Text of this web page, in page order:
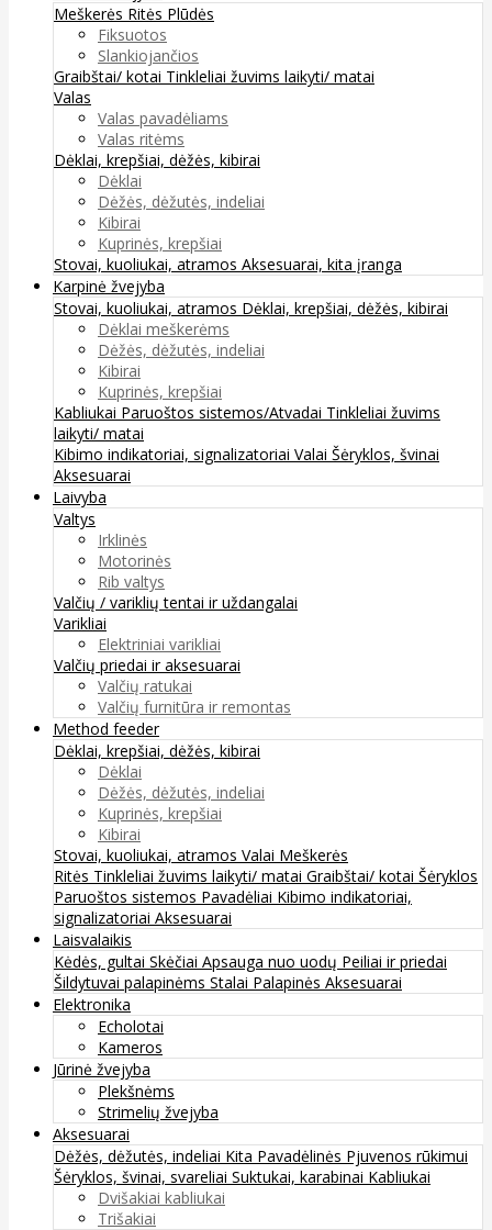
Meškerės Ritės Plūdės
Fiksuotos
Slankiojančios
Graibštai/ kotai Tinkleliai žuvims laikyti/ matai
Valas
Valas pavadėliams
Valas ritėms
Dėklai, krepšiai, dėžės, kibirai
Dėklai
Dėžės, dėžutės, indeliai
Kibirai
Kuprinės, krepšiai
Stovai, kuoliukai, atramos Aksesuarai, kita įranga
Karpinė žvejyba
Stovai, kuoliukai, atramos Dėklai, krepšiai, dėžės, kibirai
Dėklai meškerėms
Dėžės, dėžutės, indeliai
Kibirai
Kuprinės, krepšiai
Kabliukai Paruoštos sistemos/Atvadai Tinkleliai žuvims
laikyti/ matai
Kibimo indikatoriai, signalizatoriai Valai Šėryklos, švinai
Aksesuarai
Laivyba
Valtys
Irklinės
Motorinės
Rib valtys
Valčių / variklių tentai ir uždangalai
Varikliai
Elektriniai varikliai
Valčių priedai ir aksesuarai
Valčių ratukai
Valčių furnitūra ir remontas
Method feeder
Dėklai, krepšiai, dėžės, kibirai
Dėklai
Dėžės, dėžutės, indeliai
Kuprinės, krepšiai
Kibirai
Stovai, kuoliukai, atramos Valai Meškerės
Ritės Tinkleliai žuvims laikyti/ matai Graibštai/ kotai Šėryklos
Paruoštos sistemos Pavadėliai Kibimo indikatoriai,
signalizatoriai Aksesuarai
Laisvalaikis
Kėdės, gultai Skėčiai Apsauga nuo uodų Peiliai ir priedai
Šildytuvai palapinėms Stalai Palapinės Aksesuarai
Elektronika
Echolotai
Kameros
Jūrinė žvejyba
Plekšnėms
Strimelių žvejyba
Aksesuarai
Dėžės, dėžutės, indeliai Kita Pavadėlinės Pjuvenos rūkimui
Šėryklos, švinai, svareliai Suktukai, karabinai Kabliukai
Dvišakiai kabliukai
Trišakiai